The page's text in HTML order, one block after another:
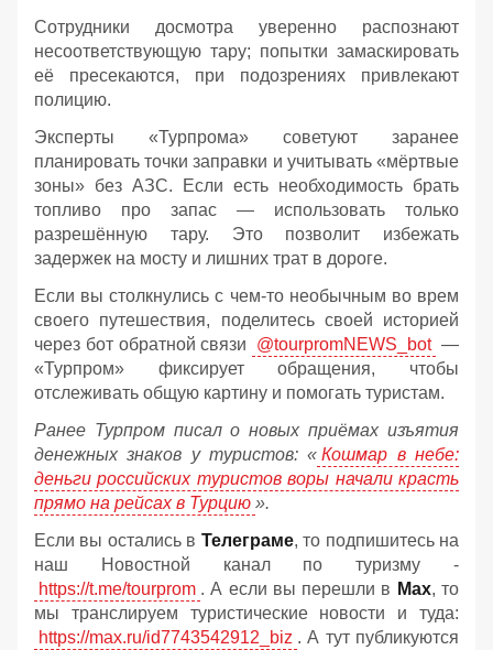
Сотрудники досмотра уверенно распознают
несоответствующую тару; попытки замаскировать
её пресекаются, при подозрениях привлекают
полицию.
Эксперты «Турпрома» советуют заранее
планировать точки заправки и учитывать «мёртвые
зоны» без АЗС. Если есть необходимость брать
топливо про запас — использовать только
разрешённую тару. Это позволит избежать
задержек на мосту и лишних трат в дороге.
Если вы столкнулись с чем-то необычным во врем
своего путешествия, поделитесь своей историей
через бот обратной связи
@tourpromNEWS_bot —
«Турпром» фиксирует обращения, чтобы
отслеживать общую картину и помогать туристам.
Ранее Турпром писал о новых приёмах изъятия
денежных знаков у туристов: « Кошмар в небе:
деньги российских туристов воры начали красть
прямо на рейсах в Турцию ».
Если вы остались в Телеграме, то подпишитесь на
наш Новостной канал по туризму -
https://t.me/tourprom . А если вы перешли в Мах, то
мы транслируем туристические новости и туда:
https://max.ru/id7743542912_biz . А тут публикуются